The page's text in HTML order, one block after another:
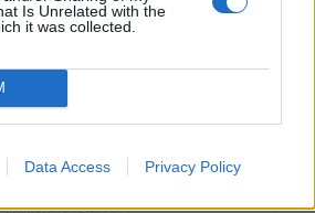
Is Unrelated with the
it was collected.
Data Access Privacy Policy